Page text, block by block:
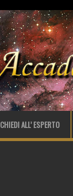
CHIEDI ALL’ ESPERTO